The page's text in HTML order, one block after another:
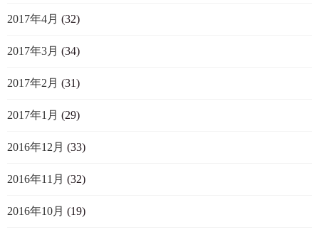
2017年4月 (32)
2017年3月 (34)
2017年2月 (31)
2017年1月 (29)
2016年12月 (33)
2016年11月 (32)
2016年10月 (19)